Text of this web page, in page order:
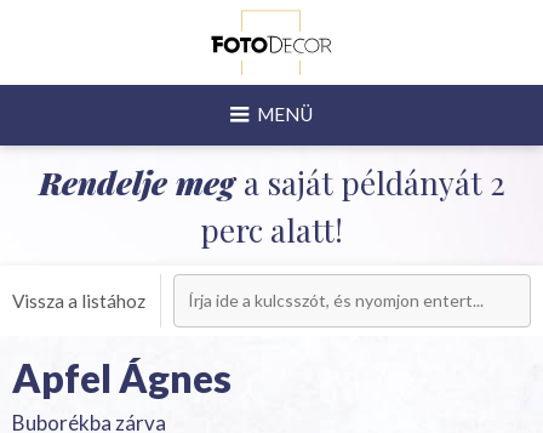
MENÜ
Rendelje mega saját példányát 2
perc alatt!
Vissza a listához
Apfel Ágnes
Buborékba zárva